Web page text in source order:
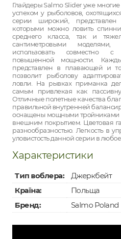
Глайдеры Salmo Slider уже
успехом у рыболовов,
серии широкий,
которыми можно ловить
среднего класса, так и
сантиметровыми моделями,
использовать совместно
повышенной мощности.
представлен в плавающей и
позволит рыболову
ловли. На рывках приманка
самым привлекая как
Отличные полетные качества
правильной внутренней
оснащены мощными тройниками
внешним покрытием. Цветовая
разнообразностью. Легкость в
уловистость данной серии в
Характеристики
Тип воблера:
Джеркбейт
Країна:
Польща
Бренд:
Salmo Poland